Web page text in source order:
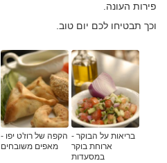
פירות העונה.
וכך תבטיחו לכם יום טוב.
בריאות על הבוקר -
ארוחת בוקר
במסעדות
הקפה של רוז'ט יפו -
מאפים משובחים